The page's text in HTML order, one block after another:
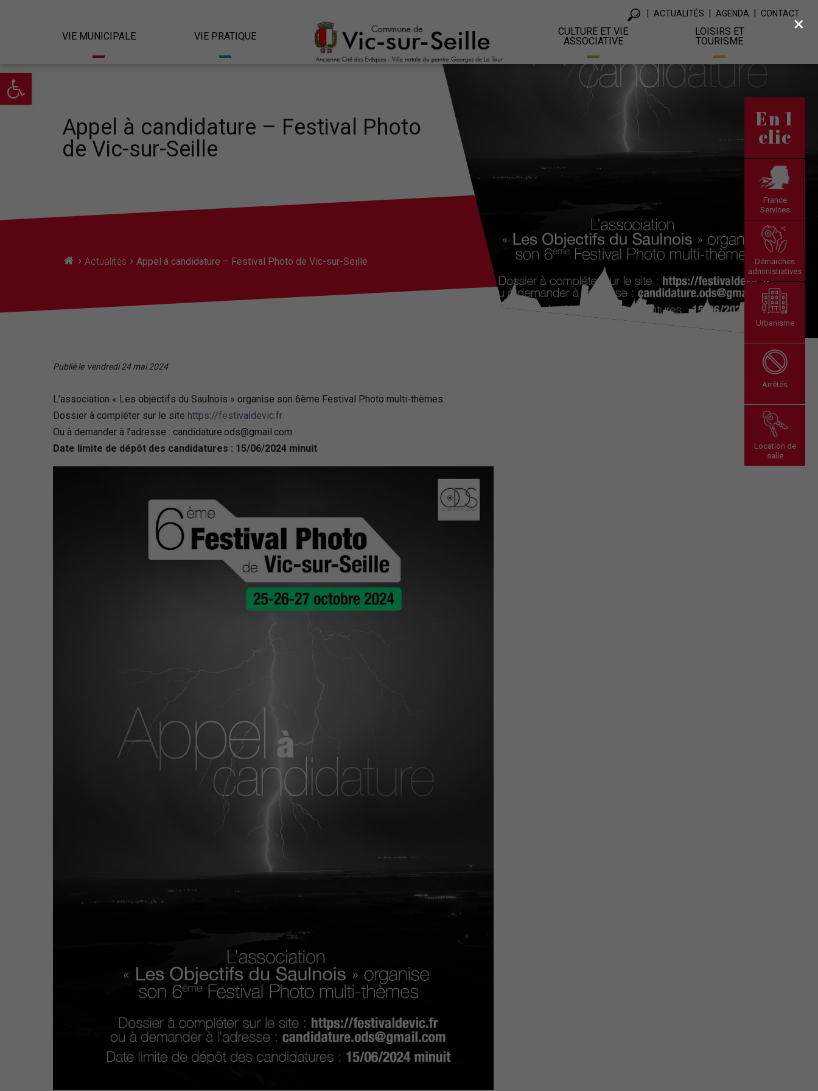
Ouvrir la barre d’outils
ACTUALITÉS AGENDA CONTACT
VIE MUNICIPALE VIE PRATIQUE
CULTURE ET VIE
ASSOCIATIVE
LOISIRS ET
TOURISME
En 1
clic
France
Services
Démarches
administratives
Urbanisme
Arrêtés
Location de
salle
Appel à candidature – Festival Photo
de Vic-sur-Seille
› Actualités › Appel à candidature – Festival Photo de Vic-sur-Seille
Publié le vendredi 24 mai 2024
L’association « Les objectifs du Saulnois » organise son 6ème Festival Photo multi-thèmes.
Dossier à compléter sur le site https://festivaldevic.fr
Ou à demander à l’adresse : candidature.ods@gmail.com
Date limite de dépôt des candidatures : 15/06/2024 minuit
×